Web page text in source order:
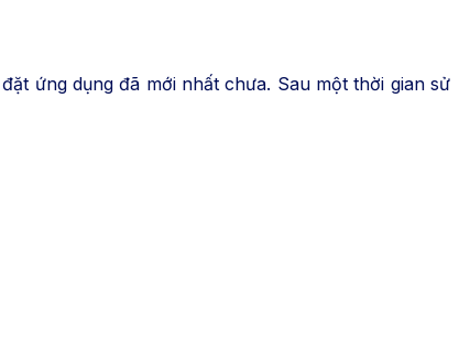
ứng dụng đã mới nhất chưa. Sau một thời gian sử